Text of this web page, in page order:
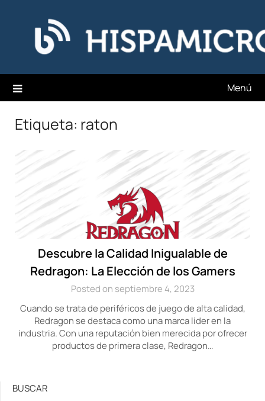
contenido
Hispamicro Blog
Menú
Etiqueta: raton
Descubre la Calidad Inigualable de
Redragon: La Elección de los Gamers
Posted on septiembre 4, 2023
Cuando se trata de periféricos de juego de alta calidad,
Redragon se destaca como una marca líder en la
industria. Con una reputación bien merecida por ofrecer
productos de primera clase, Redragon…
BUSCAR